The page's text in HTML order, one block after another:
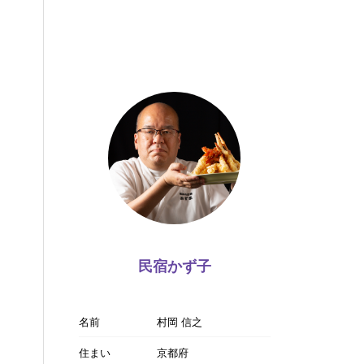
民宿かず子
名前
村岡 信之
住まい
京都府